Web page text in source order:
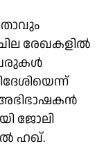
രേഖകളില്‍
അഭിഭാഷകന്‍
ജോലി
ഹഖ്.